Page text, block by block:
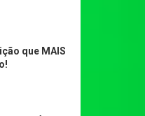
que MAIS